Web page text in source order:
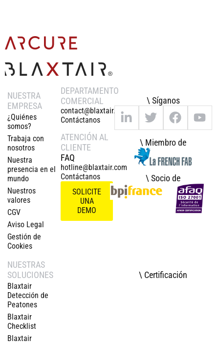
NUESTRA
EMPRESA
¿Quiénes
somos?
Trabaja con
nosotros
Nuestra
presencia en el
mundo
Nuestros
valores
CGV
Aviso Legal
Gestión de
Cookies
NUESTRAS
SOLUCIONES
Blaxtair
Detección de
Peatones
Blaxtair
Checklist
Blaxtair
DEPARTAMENTO
COMERCIAL
contact@blaxtair.com
Contáctanos
ATENCIÓN AL
CLIENTE
FAQ
hotline@blaxtair.com
Contáctanos
SOLICITE
UNA
DEMO
\ Síganos
\ Miembro de
\ Socio de
\ Certificación